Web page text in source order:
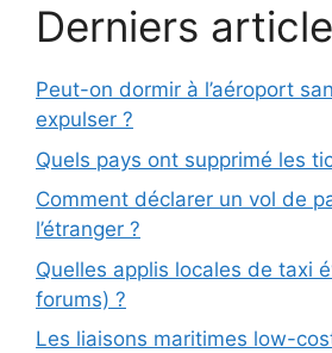
Derniers
Peut-on dormir à l’aéroport
expulser ?
Quels pays ont supprimé les
Comment déclarer un vol de
l’étranger ?
Quelles applis locales de taxi
forums) ?
Les liaisons maritimes low-